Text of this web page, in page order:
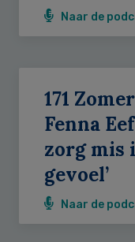
Naar de
171
Fenna
zorg mis
gevoel’
Naar de